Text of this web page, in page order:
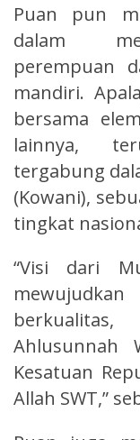
Puan pun
dalam
perempuan
mandiri.
bersama
lainnya,
tergabung
(Kowani),
tingkat
“Visi dari
Ahlusunnah
Kesatuan
Allah SWT,”